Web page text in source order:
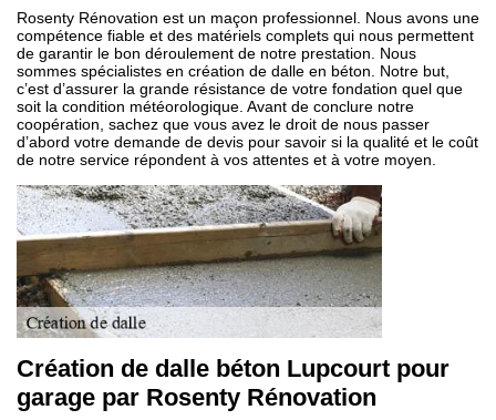
Rosenty Rénovation est un maçon professionnel. Nous avons une
compétence fiable et des matériels complets qui nous permettent
de garantir le bon déroulement de notre prestation. Nous
sommes spécialistes en création de dalle en béton. Notre but,
c’est d’assurer la grande résistance de votre fondation quel que
soit la condition météorologique. Avant de conclure notre
coopération, sachez que vous avez le droit de nous passer
d’abord votre demande de devis pour savoir si la qualité et le coût
de notre service répondent à vos attentes et à votre moyen.
Création de dalle béton Lupcourt pour
garage par Rosenty Rénovation